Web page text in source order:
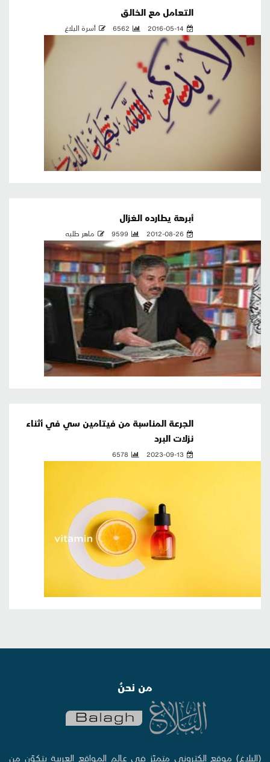
التعامل مع الخالق
2016-05-14
6562 أسرة البلاغ
أبرهة يطارده الغزال
2012-08-26
9599 ماهر طلبه
الجرعة المناسبة من فيتامين سي في أثناء
نزلات البرد
2023-09-13
6578
من نحنُ
(البلاغ) موقع إلكتروني متميّز في عالم المواقع العربية يتكوّن من